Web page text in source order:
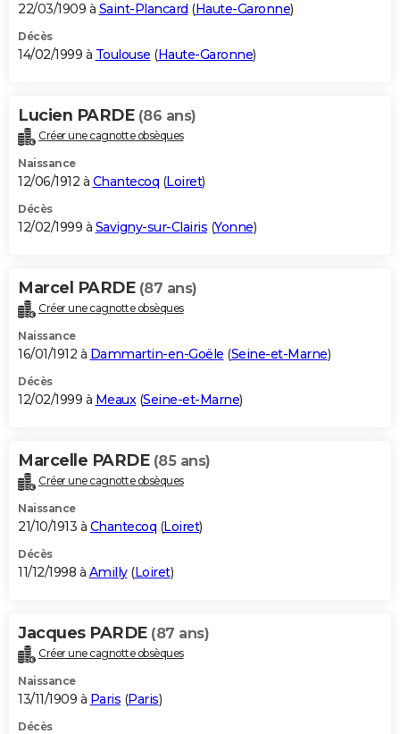
22/03/1909 à Saint-Plancard (Haute-Garonne)
Décès
14/02/1999 à Toulouse (Haute-Garonne)
Lucien PARDE (86 ans)
Créer une cagnotte obsèques
Naissance
12/06/1912 à Chantecoq (Loiret)
Décès
12/02/1999 à Savigny-sur-Clairis (Yonne)
Marcel PARDE (87 ans)
Créer une cagnotte obsèques
Naissance
16/01/1912 à Dammartin-en-Goële (Seine-et-Marne)
Décès
12/02/1999 à Meaux(Seine-et-Marne)
Marcelle PARDE (85 ans)
Créer une cagnotte obsèques
Naissance
21/10/1913 à Chantecoq (Loiret)
Décès
11/12/1998 à Amilly(Loiret)
Jacques PARDE (87 ans)
Créer une cagnotte obsèques
Naissance
13/11/1909 à Paris (Paris)
Décès